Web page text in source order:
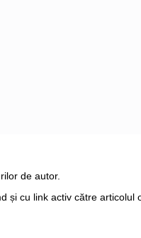
de autor.
și cu link activ către articolul